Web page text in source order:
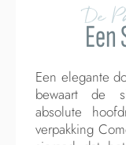
De
Een elegante
bewaart de
absolute
verpakking